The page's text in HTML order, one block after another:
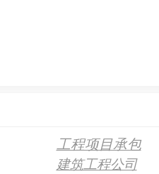
工程项目承包
建筑工程公司